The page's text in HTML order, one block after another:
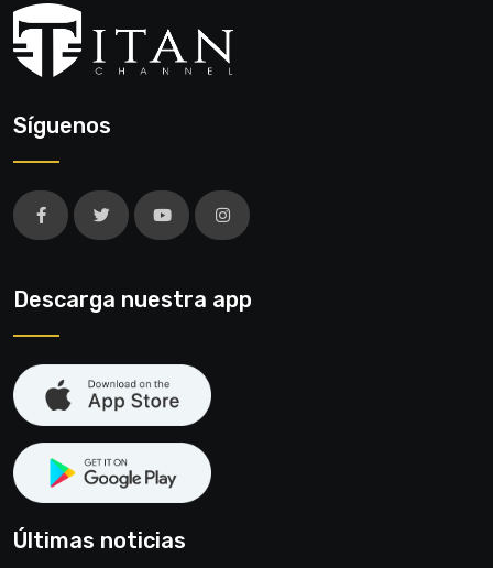
Síguenos
Descarga nuestra app
Últimas noticias